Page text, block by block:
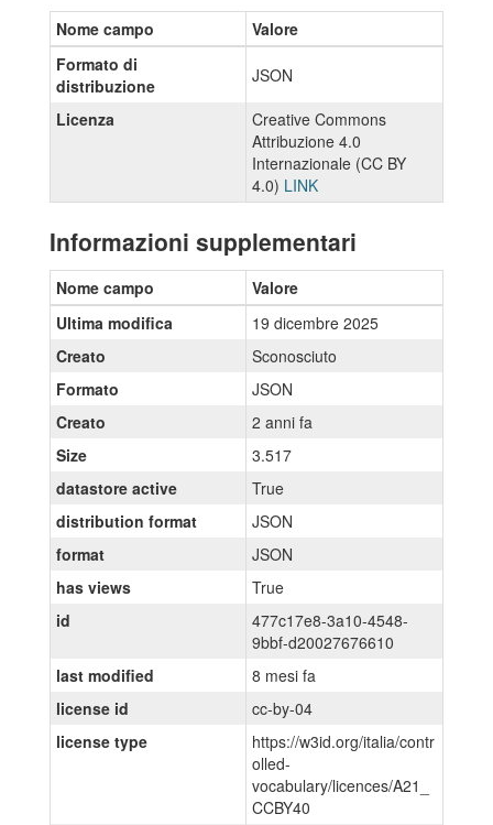
Nome campo
Valore
Formato di
distribuzione
JSON
Licenza
Creative Commons
Attribuzione 4.0
Internazionale (CC BY
4.0) LINK
Informazioni supplementari
Nome campo
Valore
Ultima modifica
19 dicembre 2025
Creato
Sconosciuto
Formato
JSON
Creato
2 anni fa
Size
3.517
datastore active
True
distribution format
JSON
format
JSON
has views
True
id
477c17e8-3a10-4548-
9bbf-d20027676610
last modified
8 mesi fa
license id
cc-by-04
license type
https://w3id.org/italia/contr
olled-
vocabulary/licences/A21_
CCBY40